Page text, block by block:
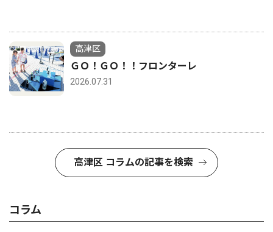
高津区
ＧＯ！ＧＯ！！フロンターレ
2026.07.31
高津区 コラムの記事を検索
コラム